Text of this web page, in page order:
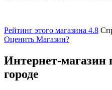
Рейтинг этого магазина 4.8
Оценить Магазин?
Интернет-магазин
городе